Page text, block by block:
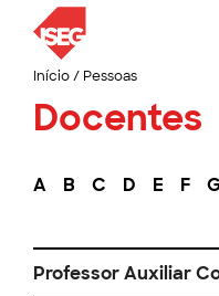
Início/ Pessoas
Docentes
A B C D E F
Professor Auxiliar